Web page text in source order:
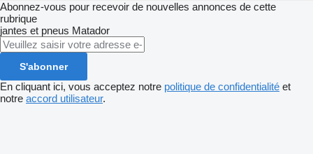
Abonnez-vous pour recevoir de nouvelles annonces de cette
rubrique
jantes et pneus Matador
S'abonner
En cliquant ici, vous acceptez notre politique de confidentialité et
notre accord utilisateur.